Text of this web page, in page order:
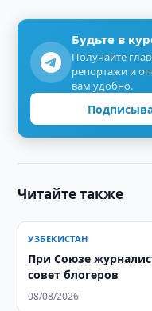
Будьте в
Получайте
репортажи и
вам удобно.
Читайте также
УЗБЕКИСТАН
При Союзе
совет блогеров
08/08/2026